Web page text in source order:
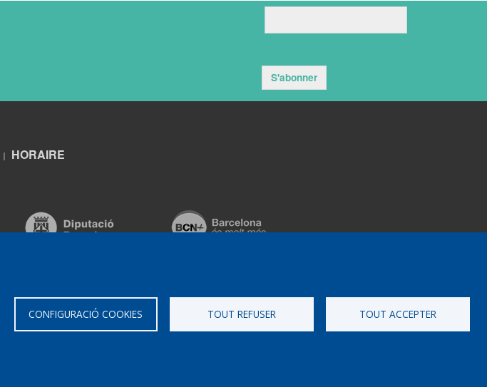
CONFIGURACIÓ COOKIES TOUT REFUSER TOUT ACCEPTER
S'abonner
HORAIRE